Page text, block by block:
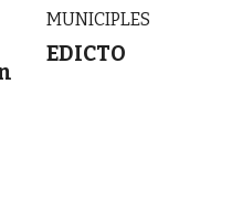
MUNICIPLES
EDICTO